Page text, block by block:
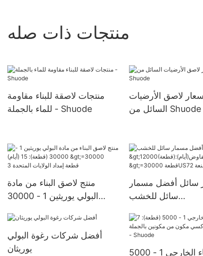
منتجات ذات صله
منتجات لاصقة للبناء مقاومة
للماء بالجملة - Shuode
لاصق الأرضيات
السائل من Shuode
منتج لاصق البناء من مادة
البولي يوريثين 1 - 30000
قطعة إمداد الولايات المتحدة 3
سائل أفضل مسمار
سائل للخشب
للتفاوض(أيام) >=30000
أفضل شركات رغوة البولي
يوريثان
لاصق البناء الخارجي 1 - 5000